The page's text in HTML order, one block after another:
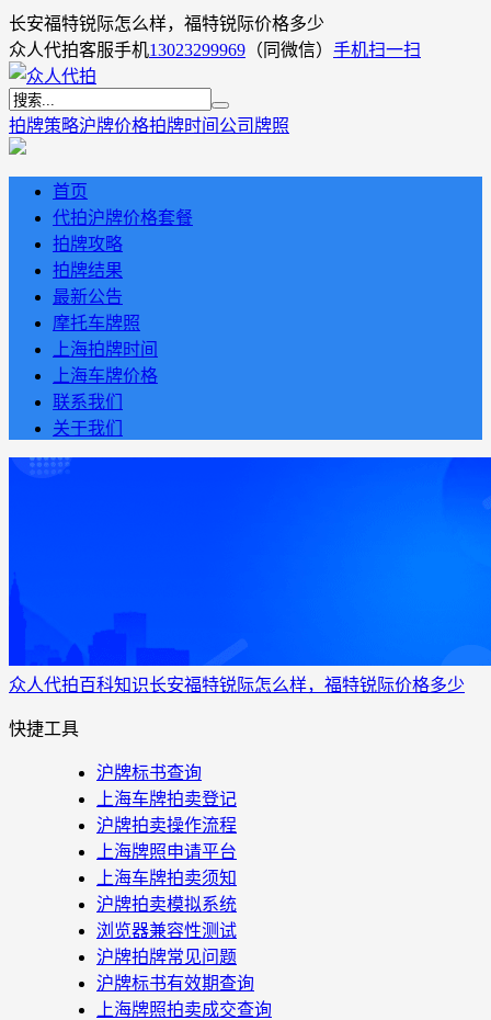
长安福特锐际怎么样，福特锐际价格多少
众人代拍客服手机13023299969 （同微信） 手机扫一扫
拍牌策略沪牌价格拍牌时间 公司牌照
首页
代拍沪牌价格套餐
拍牌攻略
拍牌结果
最新公告
摩托车牌照
上海拍牌时间
上海车牌价格
联系我们
关于我们
众人代拍百科知识长安福特锐际怎么样，福特锐际价格多少
快捷工具
沪牌标书查询
上海车牌拍卖登记
沪牌拍卖操作流程
上海牌照申请平台
上海车牌拍卖须知
沪牌拍卖模拟系统
浏览器兼容性测试
沪牌拍牌常见问题
沪牌标书有效期查询
上海牌照拍卖成交查询